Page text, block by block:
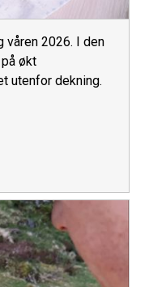
våren 2026. I den
økt
utenfor dekning.